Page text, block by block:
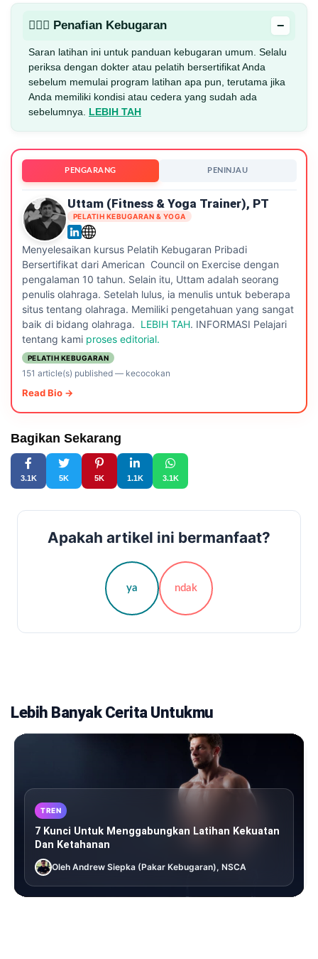
🏋🏻‍♂️ Penafian Kebugaran −
Saran latihan ini untuk panduan kebugaran umum. Selalu
periksa dengan dokter atau pelatih bersertifikat Anda
sebelum memulai program latihan apa pun, terutama jika
Anda memiliki kondisi atau cedera yang sudah ada
sebelumnya. LEBIH TAH
PENGARANG PENINJAU
Uttam (Fitness & Yoga Trainer), PT
PELATIH KEBUGARAN & YOGA
Menyelesaikan kursus Pelatih Kebugaran Pribadi
Bersertifikat dari American Council on Exercise dengan
pengalaman 10 tahun. Selain itu, Uttam adalah seorang
penulis olahraga. Setelah lulus, ia menulis untuk beberapa
situs tentang olahraga. Memiliki pengetahuan yang sangat
baik di bidang olahraga. LEBIH TAH. INFORMASI Pelajari
tentang kami proses editorial.
PELATIH KEBUGARAN
151 article(s) published— kecocokan
Read Bio →
Bagikan Sekarang
3.1K 5K 5K 1.1K 3.1K
Apakah artikel ini bermanfaat?
ya ndak
Lebih Banyak Cerita Untukmu
TREN
7 Kunci Untuk Menggabungkan Latihan Kekuatan
Dan Ketahanan
Oleh Andrew Siepka (Pakar Kebugaran), NSCA